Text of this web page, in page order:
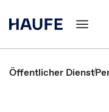
Öffentlicher Dienst